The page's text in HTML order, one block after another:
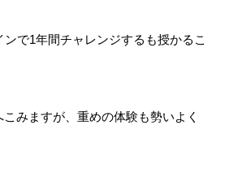
で1年間チャレンジするも授かるこ
みますが、重めの体験も勢いよく